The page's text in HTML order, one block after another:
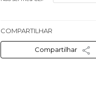
COMPARTILHAR
Compartilhar